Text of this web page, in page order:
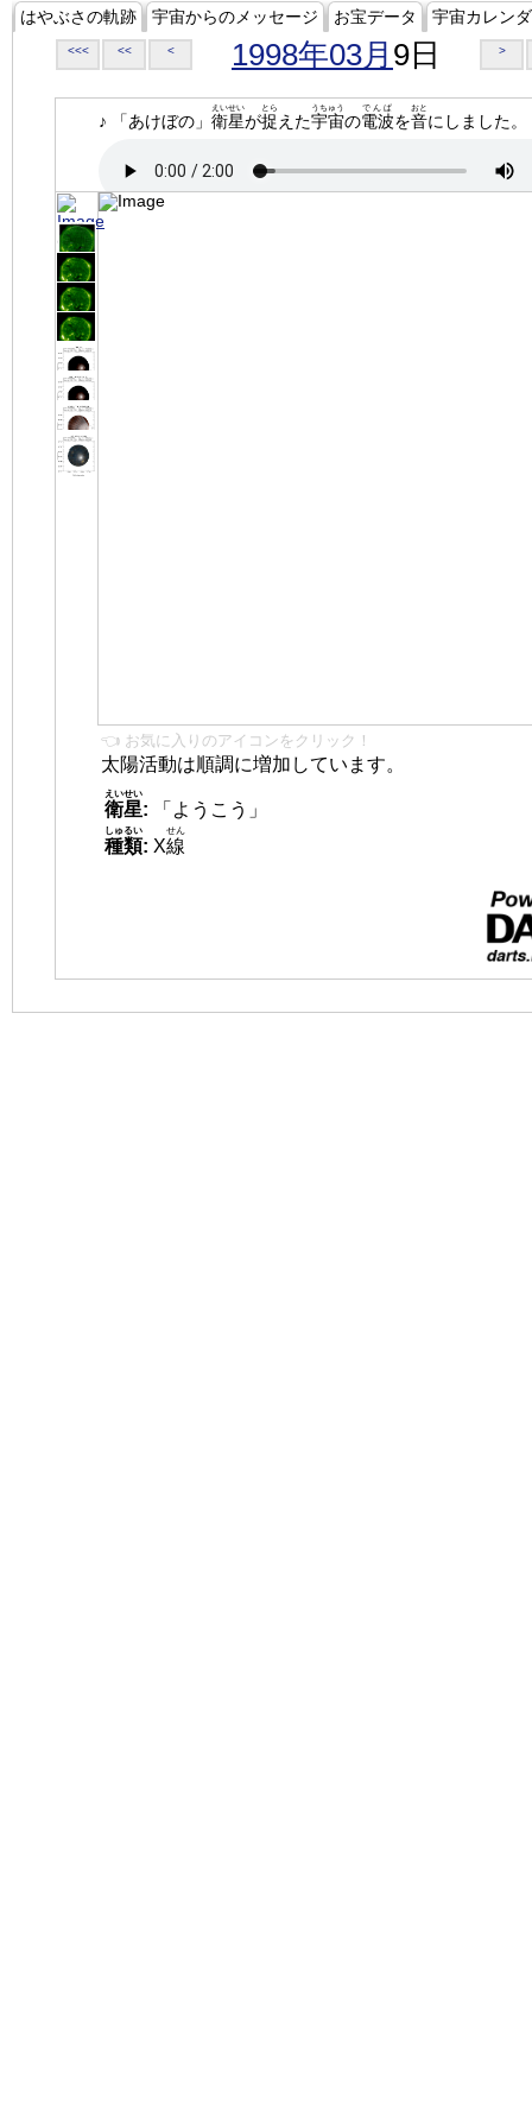
はやぶさの軌跡 宇宙からのメッセージ お宝データ 宇宙カレン
<<< << < 1998年03月 9日 >
♪ 「あけぼの」 衛星
えいせい
が捉
とら
えた宇宙
うちゅう
の電波
でんぱ
を音
おと
にしました。
👈 お気に入りのアイコンをクリック！
太陽活動は順調に増加しています。
衛星
えいせい
:
「ようこう」
種類
しゅるい
: X線
せん